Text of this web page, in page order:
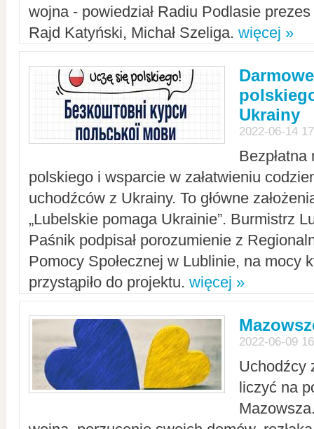
wojna - powiedział Radiu Podlasie
Rajd Katyński, Michał Szeliga. więcej »
Ukrainy
2022-06-14
polskiego i wsparcie w załatwieniu
uchodźców z Ukrainy. To główne
„Lubelskie pomaga Ukrainie”. Burmistrz
Paśnik podpisał porozumienie z
Pomocy Społecznej w Lublinie, na mocy
przystąpiło do projektu. więcej »
2022-06-09
Uchodźcy
liczyć na